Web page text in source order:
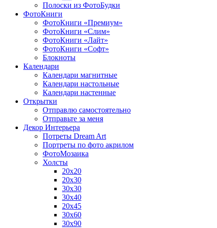
Полоски из ФотоБудки
ФотоКниги
ФотоКниги «Премиум»
ФотоКниги «Слим»
ФотоКниги «Лайт»
ФотоКниги «Софт»
Блокноты
Календари
Календари магнитные
Календари настольные
Календари настенные
Открытки
Отправлю самостоятельно
Отправьте за меня
Декор Интерьера
Потреты Dream Art
Портреты по фото акрилом
ФотоМозаика
Холсты
20х20
20х30
30х30
30х40
20х45
30х60
30х90